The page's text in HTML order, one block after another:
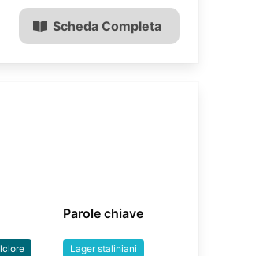
Scheda Completa
Parole chiave
Lager staliniani